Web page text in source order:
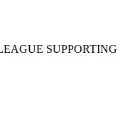
SUPPORTING